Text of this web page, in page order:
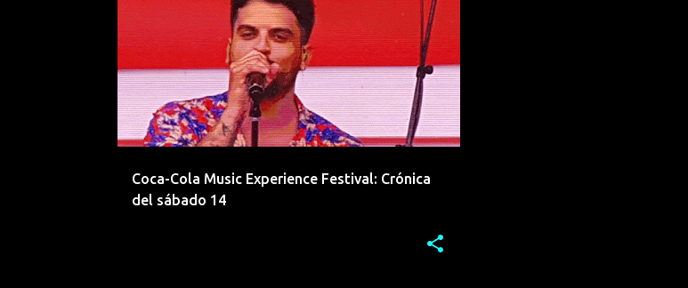
E
n
t
r
a
d
Coca-Cola Music Experience Festival: Crónica
del sábado 14
AGONEY ALFRED GARCIA ANA MENA + 12